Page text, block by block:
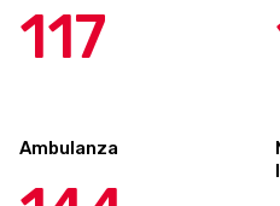
117
Ambulanza